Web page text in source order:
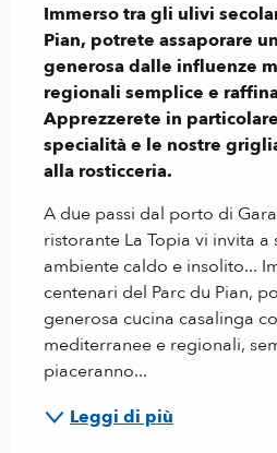
Immerso tra gli ulivi
Pian, potrete assaporare
generosa dalle influenze
regionali semplice e
Apprezzerete in
specialità e le nostre
alla rosticceria.
A due passi dal porto di
ristorante La Topia vi invita a
ambiente caldo e insolito...
centenari del Parc du Pian,
generosa cucina casalinga
mediterranee e regionali,
piaceranno...
Leggi di più